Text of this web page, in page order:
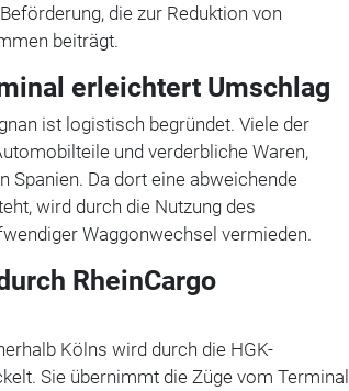
die zur Reduktion von
beiträgt.
erleichtert Umschlag
ist logistisch begründet. Viele der
und verderbliche Waren,
Spanien. Da dort eine abweichende
wird durch die Nutzung des
Waggonwechsel vermieden.
RheinCargo
Kölns wird durch die HGK-
Sie übernimmt die Züge vom Terminal